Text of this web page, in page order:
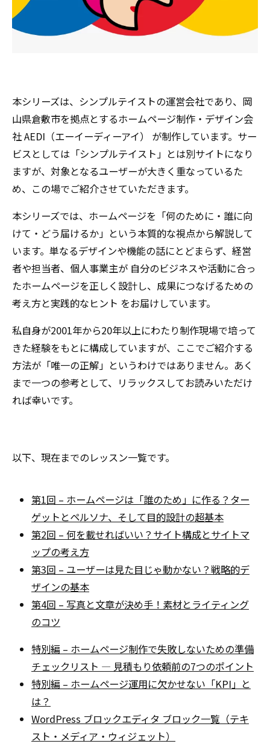
本シリーズは、シンプルテイストの運営会社であり、岡
山県倉敷市を拠点とするホームページ制作・デザイン会
社 AEDI（エーイーディーアイ） が制作しています。サー
ビスとしては「シンプルテイスト」とは別サイトになり
ますが、対象となるユーザーが大きく重なっているた
め、この場でご紹介させていただきます。
本シリーズでは、ホームページを「何のために・誰に向
けて・どう届けるか」という本質的な視点から解説して
います。単なるデザインや機能の話にとどまらず、経営
者や担当者、個人事業主が 自分のビジネスや活動に合っ
たホームページを正しく設計し、成果につなげるための
考え方と実践的なヒント をお届けしています。
私自身が2001年から20年以上にわたり制作現場で培って
きた経験をもとに構成していますが、ここでご紹介する
方法が「唯一の正解」というわけではありません。あく
まで一つの参考として、リラックスしてお読みいただけ
れば幸いです。
以下、現在までのレッスン一覧です。
第1回 – ホームページは「誰のため」に作る？ター
ゲットとペルソナ、そして目的設計の超基本
第2回 – 何を載せればいい？サイト構成とサイトマ
ップの考え方
第3回 – ユーザーは見た目じゃ動かない？戦略的デ
ザインの基本
第4回 – 写真と文章が決め手！素材とライティング
のコツ
特別編 – ホームページ制作で失敗しないための準備
チェックリスト — 見積もり依頼前の7つのポイント
特別編 – ホームページ運用に欠かせない「KPI」と
は？
WordPress ブロックエディタ ブロック一覧（テキ
スト・メディア・ウィジェット）